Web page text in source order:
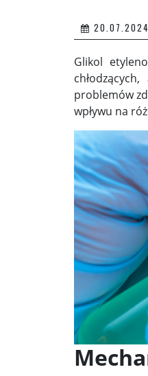
20.07.2024
Glikol
problemów
wpływu na